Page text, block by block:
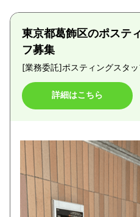
東京都葛飾区のポステ
フ募集
[業務委託]ポスティングスタッ
詳細はこちら